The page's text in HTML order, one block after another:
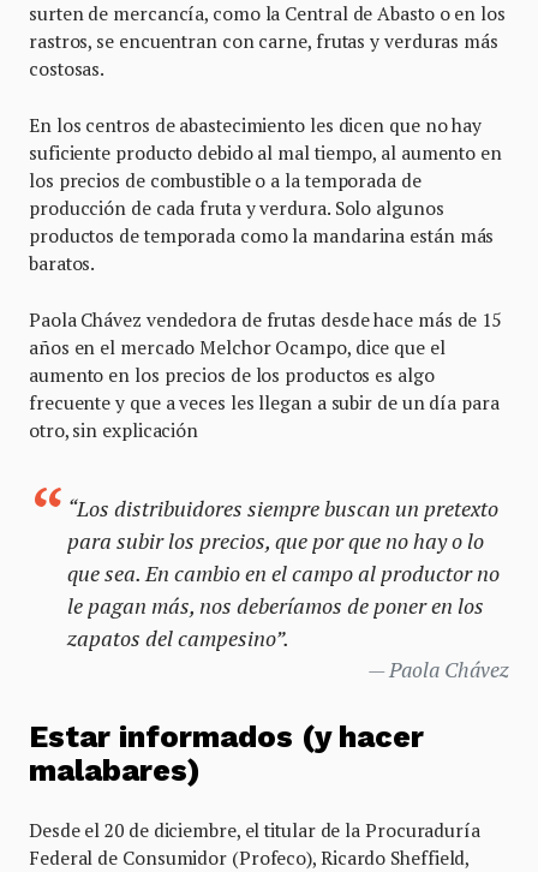
surten de mercancía, como la Central de Abasto o en los
rastros, se encuentran con carne, frutas y verduras más
costosas.
En los centros de abastecimiento les dicen que no hay
suficiente producto debido al mal tiempo, al aumento en
los precios de combustible o a la temporada de
producción de cada fruta y verdura. Solo algunos
productos de temporada como la mandarina están más
baratos.
Paola Chávez vendedora de frutas desde hace más de 15
años en el mercado Melchor Ocampo, dice que el
aumento en los precios de los productos es algo
frecuente y que a veces les llegan a subir de un día para
otro, sin explicación
“Los distribuidores siempre buscan un pretexto
para subir los precios, que por que no hay o lo
que sea. En cambio en el campo al productor no
le pagan más, nos deberíamos de poner en los
zapatos del campesino”.
Paola Chávez
Estar informados (y hacer
malabares)
Desde el 20 de diciembre, el titular de la Procuraduría
Federal de Consumidor (Profeco), Ricardo Sheffield,